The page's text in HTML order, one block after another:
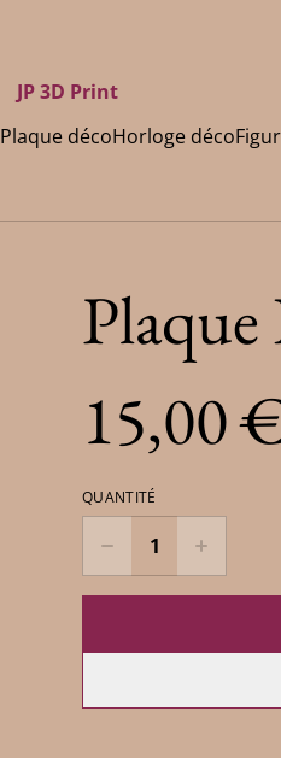
JP 3D Print
Plaque décoHorloge déco
15,00
QUANTITÉ